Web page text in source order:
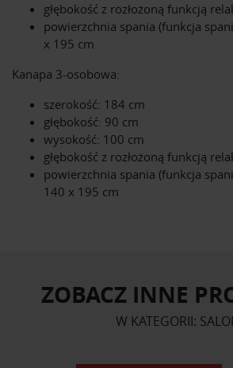
głębokość z rozłożoną funkcją
powierzchnia spania (funkcja
x 195 cm
Kanapa 3-osobowa:
szerokość: 184 cm
głębokość: 90 cm
wysokość: 100 cm
głębokość z rozłożoną funkcją
powierzchnia spania (funkcja
140 x 195 cm
ZOBACZ INNE
W KATEGORII: